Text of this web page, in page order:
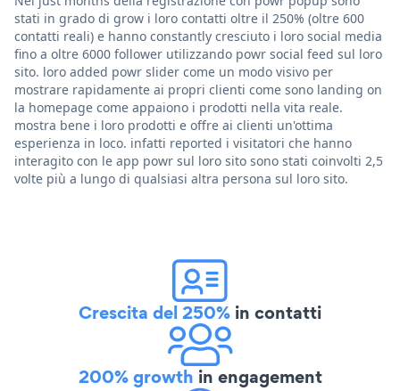
stati in grado di grow i loro contatti oltre il 250% (oltre 600
contatti reali) e hanno constantly cresciuto i loro social media
fino a oltre 6000 follower utilizzando powr social feed sul loro
sito. loro added powr slider come un modo visivo per
mostrare rapidamente ai propri clienti come sono landing on
la homepage come appaiono i prodotti nella vita reale.
mostra bene i loro prodotti e offre ai clienti un'ottima
esperienza in loco. infatti reported i visitatori che hanno
interagito con le app powr sul loro sito sono stati coinvolti 2,5
volte più a lungo di qualsiasi altra persona sul loro sito.
Crescita del 250% in contatti
200% growth in engagement